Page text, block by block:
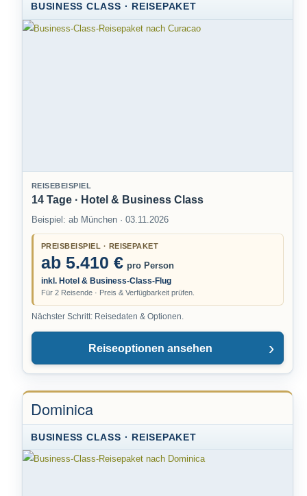
BUSINESS CLASS · REISEPAKET
REISEBEISPIEL
14 Tage · Hotel & Business Class
Beispiel: ab München · 03.11.2026
PREISBEISPIEL · REISEPAKET
ab 5.410 € pro Person
inkl. Hotel & Business-Class-Flug
Für 2 Reisende · Preis & Verfügbarkeit prüfen.
Nächster Schritt: Reisedaten & Optionen.
Reiseoptionen ansehen
Dominica
BUSINESS CLASS · REISEPAKET